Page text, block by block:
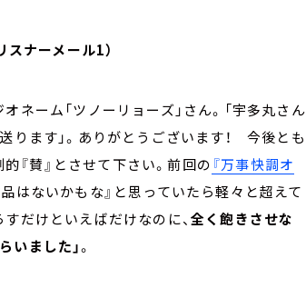
スナーメール1）
ネーム「ツノーリョーズ」さん。「宇多丸さん
ります」。ありがとうございます！ 今後とも
的『賛』とさせて下さい。前回の 『万事快調オ
はないかもな』と思っていたら軽々と超えて
だけといえばだけなのに、全く飽きさせな
いました」。